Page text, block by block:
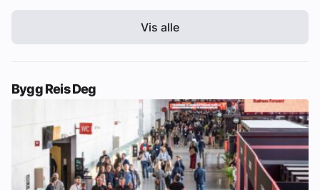
Vis alle
Bygg Reis Deg